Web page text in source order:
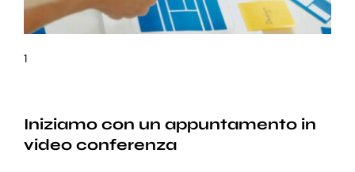
1
Iniziamo con un appuntamento in
video conferenza